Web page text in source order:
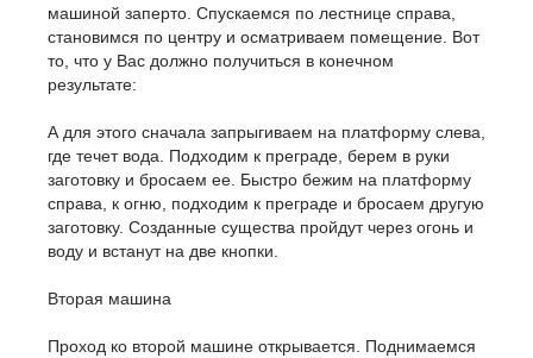
машиной заперто. Спускаемся по лестнице справа,
становимся по центру и осматриваем помещение. Вот
то, что у Вас должно получиться в конечном
результате:
А для этого сначала запрыгиваем на платформу слева,
где течет вода. Подходим к преграде, берем в руки
заготовку и бросаем ее. Быстро бежим на платформу
справа, к огню, подходим к преграде и бросаем другую
заготовку. Созданные существа пройдут через огонь и
воду и встанут на две кнопки.
Вторая машина
Проход ко второй машине открывается. Поднимаемся